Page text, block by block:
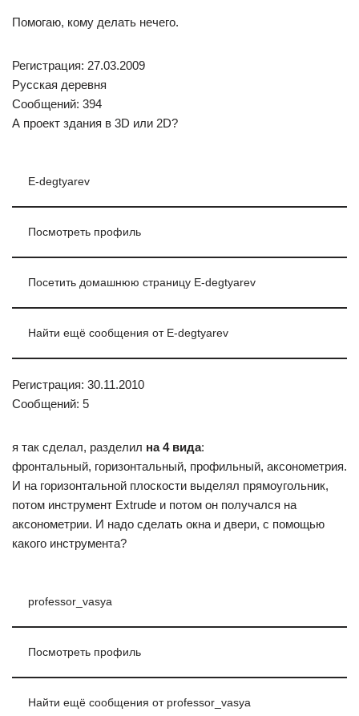
Помогаю, кому делать нечего.
Регистрация: 27.03.2009
Русская деревня
Сообщений: 394
А проект здания в 3D или 2D?
E-degtyarev
Посмотреть профиль
Посетить домашнюю страницу E-degtyarev
Найти ещё сообщения от E-degtyarev
Регистрация: 30.11.2010
Сообщений: 5
я так сделал, разделил на 4 вида:
фронтальный, горизонтальный, профильный, аксонометрия.
И на горизонтальной плоскости выделял прямоугольник,
потом инструмент Extrude и потом он получался на
аксонометрии. И надо сделать окна и двери, с помощью
какого инструмента?
professor_vasya
Посмотреть профиль
Найти ещё сообщения от professor_vasya